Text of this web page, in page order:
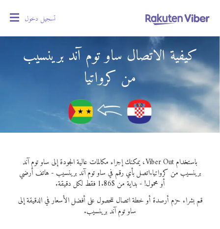
تسجيل دخول
كيفية الاتصال ساو توم آند برينسيب
من كرواتيا
باستخدام Viber Out، يمكنك إجراء مكالمات عالية الجودة إلى ساو توم آند
برينسيب من كرواتيا.اتصل بأي رقم في ساو توم آند برينسيب - هاتف أرضي
أو محمول! - بداية من $1.86 فقط لكل دقيقة.
قم بشراء حزم أرصدة أو خطة اتصال للحصول على أفضل الأسعار في الدقيقة إلى
ساو توم آند برينسيب.